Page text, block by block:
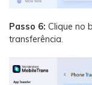
Passo 6: Clique no
transferência.